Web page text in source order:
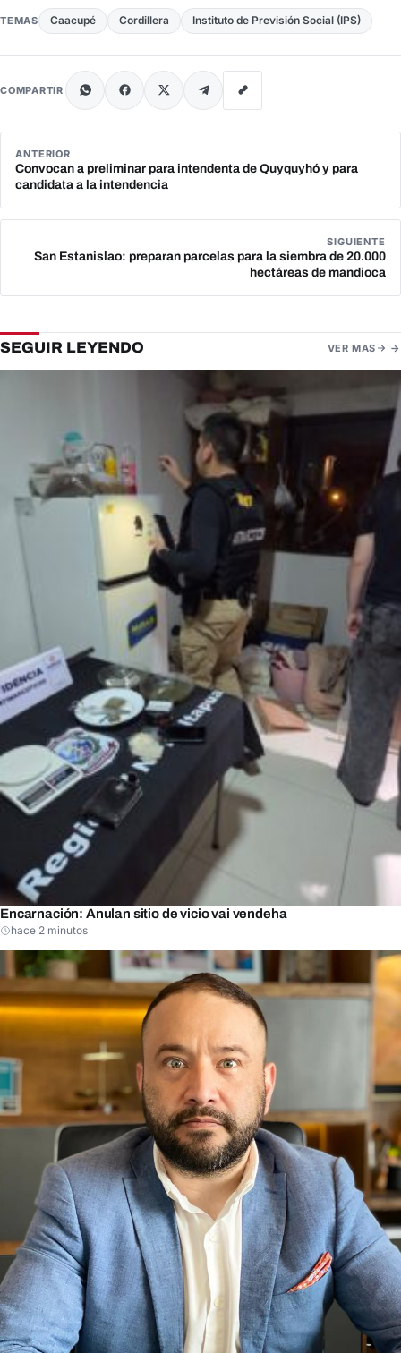
TEMAS Caacupé Cordillera Instituto de Previsión Social (IPS)
COMPARTIR
ANTERIOR
Convocan a preliminar para intendenta de Quyquyhó y para
candidata a la intendencia
SIGUIENTE
San Estanislao: preparan parcelas para la siembra de 20.000
hectáreas de mandioca
SEGUIR LEYENDO VER MAS
Encarnación: Anulan sitio de vicio vai vendeha
hace 2 minutos